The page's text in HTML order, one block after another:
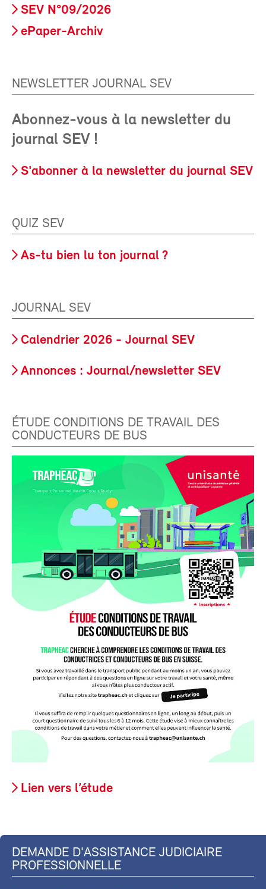
SEV N°09/2026
ePaper-Archiv
NEWSLETTER JOURNAL SEV
Abonnez-vous à la newsletter du
journal SEV !
S'abonner à la newsletter du journal SEV
QUIZ SEV
As-tu bien lu ton journal ?
JOURNAL SEV
Calendrier 2026 - Journal SEV
Annonces : Journal/newsletter SEV
ÉTUDE CONDITIONS DE TRAVAIL DES
CONDUCTEURS DE BUS
Lien vers l’étude
DEMANDE D'ASSISTANCE JUDICIAIRE
PROFESSIONNELLE